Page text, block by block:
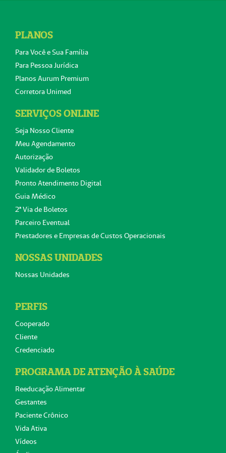
PLANOS
Para Você e Sua Família
Para Pessoa Jurídica
Planos Aurum Premium
Corretora Unimed
SERVIÇOS ONLINE
Seja Nosso Cliente
Meu Agendamento
Autorização
Validador de Boletos
Pronto Atendimento Digital
Guia Médico
2ª Via de Boletos
Parceiro Eventual
Prestadores e Empresas de Custos Operacionais
NOSSAS UNIDADES
Nossas Unidades
PERFIS
Cooperado
Cliente
Credenciado
PROGRAMA DE ATENÇÃO À SAÚDE
Reeducação Alimentar
Gestantes
Paciente Crônico
Vida Ativa
Vídeos